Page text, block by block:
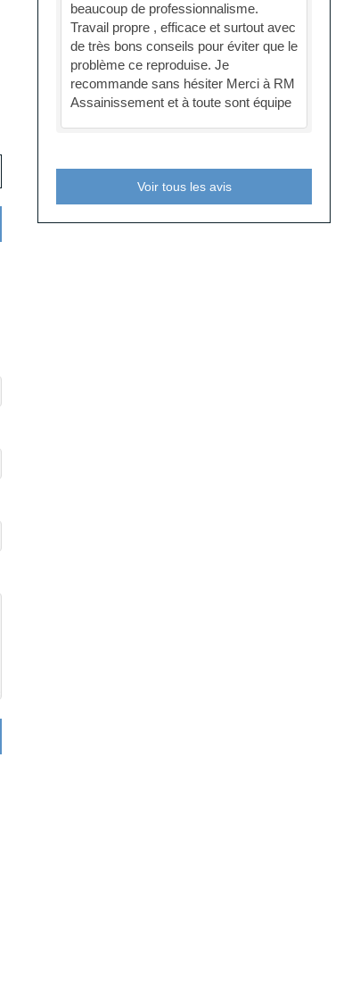
beaucoup de professionnalisme.
Travail propre , efficace et surtout avec
de très bons conseils pour éviter que le
problème ce reproduise. Je
recommande sans hésiter Merci à RM
Assainissement et à toute sont équipe
Voir tous les avis